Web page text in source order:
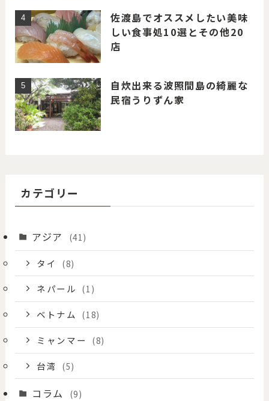
佐渡島でオススメしたい美味
しい食事処10選とその他20
店
自炊出来る波照間島の綺麗な
民宿うりずん家
カテゴリー
アジア (41)
タイ (8)
ネパール (1)
ベトナム (18)
ミャンマー (8)
台湾 (5)
コラム (9)